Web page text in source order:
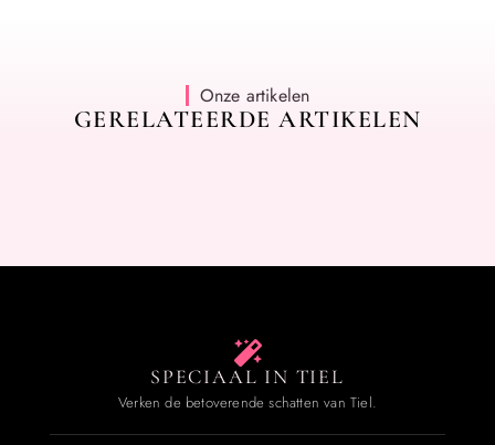
Onze artikelen
GERELATEERDE ARTIKELEN
SPECIAAL IN TIEL
Verken de betoverende schatten van Tiel.